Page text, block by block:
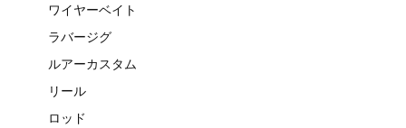
ワイヤーベイト
ラバージグ
ルアーカスタム
リール
ロッド